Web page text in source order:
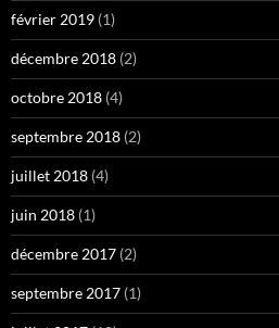
février 2019 (1)
décembre 2018 (2)
octobre 2018 (4)
septembre 2018 (2)
juillet 2018 (4)
juin 2018 (1)
décembre 2017 (2)
septembre 2017 (1)